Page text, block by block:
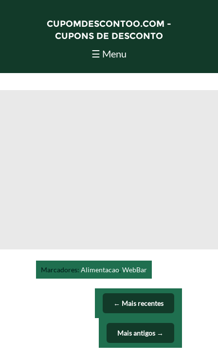
CUPOMDESCONTOO.COM -
CUPONS DE DESCONTO
☰ Menu
Marcadores: Alimentacao, WebBar
← Mais recentes
Mais antigos →